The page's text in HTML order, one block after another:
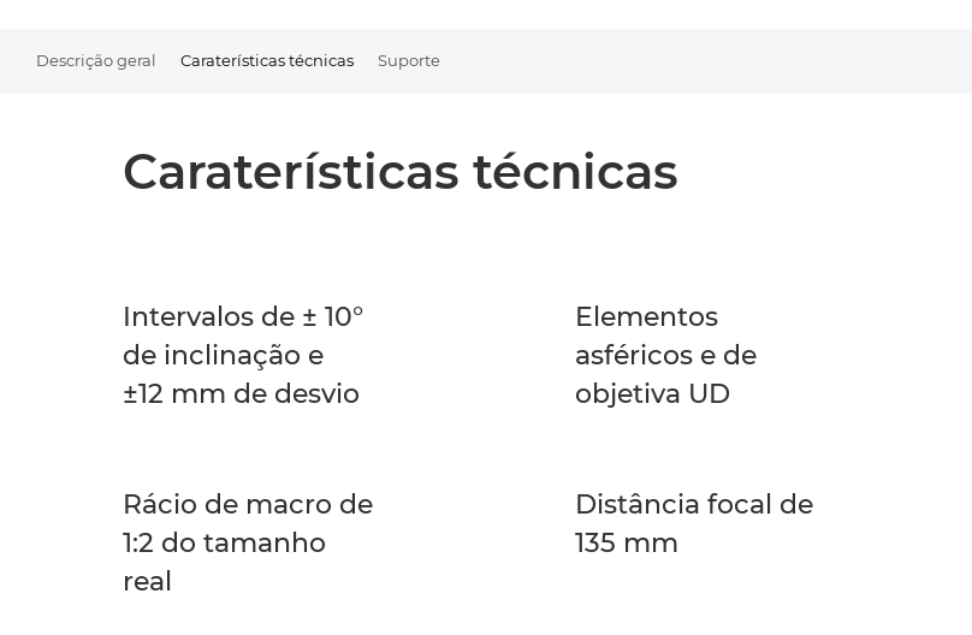
Descrição geral Caraterísticas técnicas Suporte
Caraterísticas técnicas
Intervalos de ± 10°
de inclinação e
±12 mm de desvio
Elementos
asféricos e de
objetiva UD
Rácio de macro de
1:2 do tamanho
real
Distância focal de
135 mm